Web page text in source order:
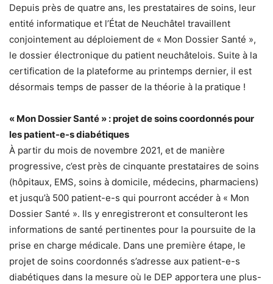
Depuis près de quatre ans, les prestataires de soins, leur
entité informatique et l’État de Neuchâtel travaillent
conjointement au déploiement de « Mon Dossier Santé »,
le dossier électronique du patient neuchâtelois. Suite à la
certification de la plateforme au printemps dernier, il est
désormais temps de passer de la théorie à la pratique !
« Mon Dossier Santé » : projet de soins coordonnés pour
les patient-e-s diabétiques
À partir du mois de novembre 2021, et de manière
progressive, c’est près de cinquante prestataires de soins
(hôpitaux, EMS, soins à domicile, médecins, pharmaciens)
et jusqu’à 500 patient-e-s qui pourront accéder à « Mon
Dossier Santé ». Ils y enregistreront et consulteront les
informations de santé pertinentes pour la poursuite de la
prise en charge médicale. Dans une première étape, le
projet de soins coordonnés s’adresse aux patient-e-s
diabétiques dans la mesure où le DEP apportera une plus-